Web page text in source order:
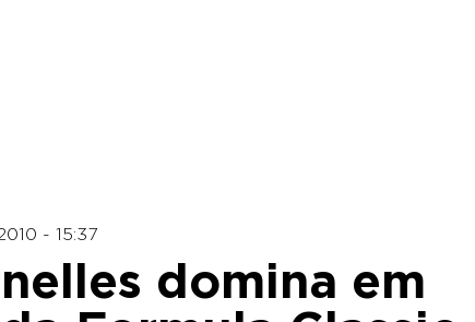
- 15:37
domina em